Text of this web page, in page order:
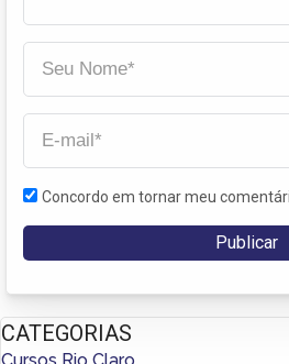
Concordo em tornar meu
CATEGORIAS